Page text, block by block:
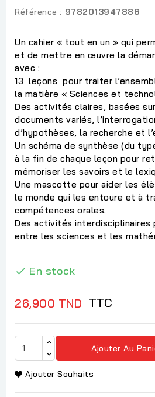
Référence : 9782013947886
Un cahier « tout en un » qui
et de mettre en œuvre la
avec :
13 leçons pour traiter
la matière « Sciences et
Des activités claires, basées
documents variés,
d’hypothèses, la recherche et
Un schéma de synthèse (du
à la fin de chaque leçon pour
mémoriser les savoirs et le
Une mascotte pour aider les
le monde qui les entoure et à
compétences orales.
Des activités interdisciplinaires
entre les sciences et les
 En stock
26,900 TND TTC
Ajouter Au
Ajouter Souhaits